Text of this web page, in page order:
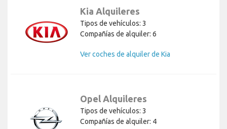
Kia Alquileres
Tipos de vehículos: 3
Compañías de alquiler: 6
Ver coches de alquiler de Kia
Opel Alquileres
Tipos de vehículos: 3
Compañías de alquiler: 4